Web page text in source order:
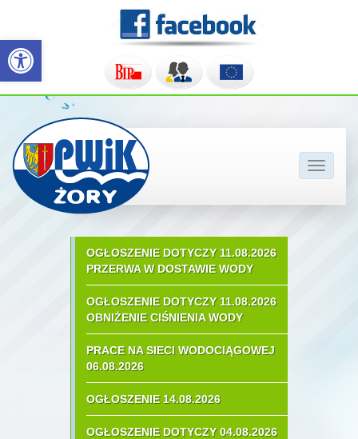
Otwórz pasek narzędzi
Pokaż/
OGŁOSZENIE DOTYCZY 11.08.2026
PRZERWA W DOSTAWIE WODY
OGŁOSZENIE DOTYCZY 11.08.2026
OBNIŻENIE CIŚNIENIA WODY
PRACE NA SIECI WODOCIĄGOWEJ
06.08.2026
OGŁOSZENIE 14.08.2026
OGŁOSZENIE DOTYCZY 04.08.2026